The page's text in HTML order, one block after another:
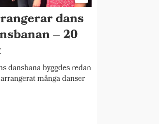
dans
– 20
dansbana byggdes redan
många danser